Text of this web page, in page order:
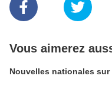
Vous aimerez
Nouvelles nationales sur